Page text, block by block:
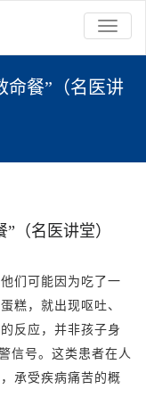
切
换
航
命餐”（名医讲
（名医讲堂）
们可能因为吃了一
糕，就出现呕吐、
反应，并非孩子身
信号。这类患者在人
承受疾病痛苦的概